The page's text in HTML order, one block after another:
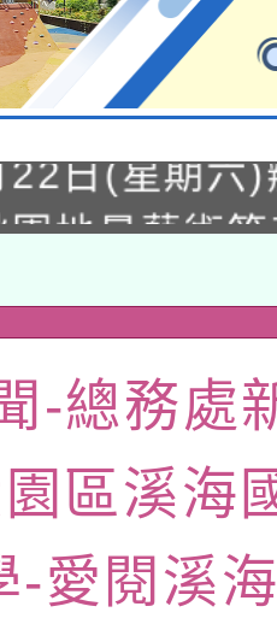
水利署委託
院辦理「
位及節水達
22日(星期六
祈福系列
園地景藝術
國民及學前
範大學辦理
進學校輔導
」實施計畫
育研究院中
育政策研討
趨勢與發展
教育局辦理
長研習實施
灣師範大學
北學習中心
國立成功大學
-總務處
區溪海
-愛閱溪